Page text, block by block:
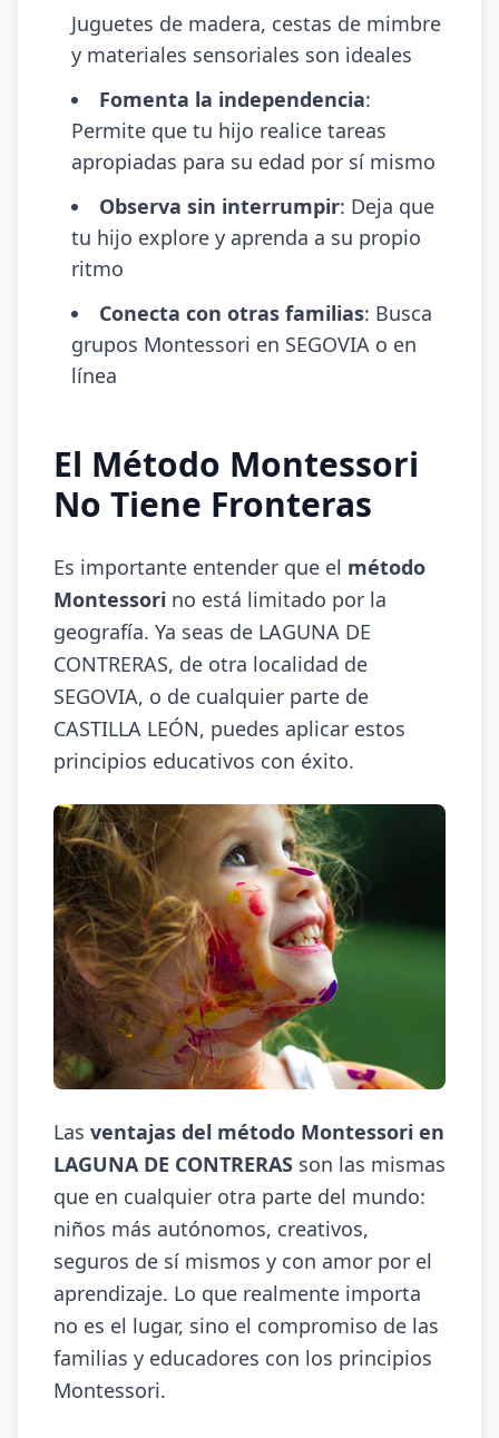
Juguetes de madera, cestas de mimbre
y materiales sensoriales son ideales
Fomenta la independencia:
Permite que tu hijo realice tareas
apropiadas para su edad por sí mismo
Observa sin interrumpir: Deja que
tu hijo explore y aprenda a su propio
ritmo
Conecta con otras familias: Busca
grupos Montessori en SEGOVIA o en
línea
El Método Montessori
No Tiene Fronteras
Es importante entender que el método
Montessori no está limitado por la
geografía. Ya seas de LAGUNA DE
CONTRERAS, de otra localidad de
SEGOVIA, o de cualquier parte de
CASTILLA LEÓN, puedes aplicar estos
principios educativos con éxito.
Las ventajas del método Montessori en
LAGUNA DE CONTRERAS son las mismas
que en cualquier otra parte del mundo:
niños más autónomos, creativos,
seguros de sí mismos y con amor por el
aprendizaje. Lo que realmente importa
no es el lugar, sino el compromiso de las
familias y educadores con los principios
Montessori.